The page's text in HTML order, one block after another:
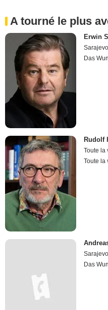
A tourné le plus
Erwin
Sarajevo
Das
Rudolf
Toute la
Toute la
Sarajevo
Das